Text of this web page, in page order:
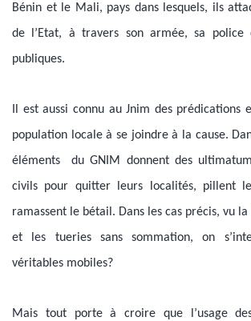
Bénin et le Mali, pays dans lesquels, ils
de l’Etat, à travers son armée, sa police
publiques.
Il est aussi connu au Jnim des prédications
population locale à se joindre à la cause.
éléments du GNIM donnent des
civils pour quitter leurs localités, pillent
ramassent le bétail. Dans les cas précis, vu
et les tueries sans sommation, on
véritables mobiles?
Mais tout porte à croire que l’usage